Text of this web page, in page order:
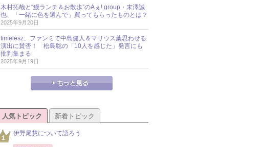
木村拓哉と“鰻ランチ＆お散歩”のAぇ! group・末澤誠
也、「一緒に色を選んで」買ってもらったものとは？
2025年9月20日
timelesz、ファンミで中島健人＆マリウス葉思わせる
演出に賛否！ 松島聡の「10人を感じた」発言にも
批判集まる
2025年9月19日
人気トピック 新着トピック
伊野尾慧について語ろう